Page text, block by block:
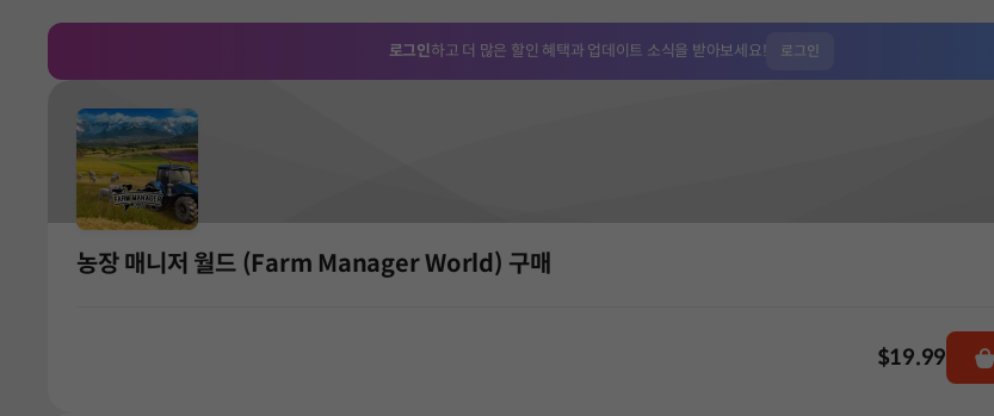
로그인하고 더 많은 할인 혜택과 업데이트 소식을 받아보세요! 로그인
농장 매니저 월드 (Farm Manager World) 구매
$19.99